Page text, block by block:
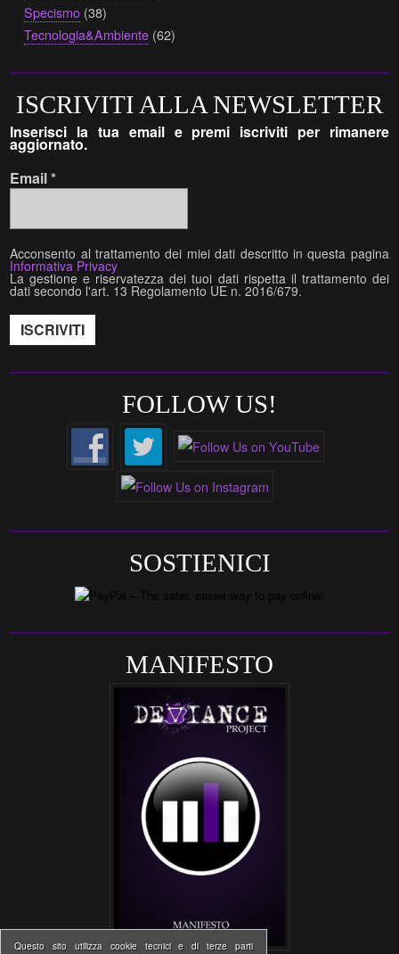
Specismo (38)
Tecnologia&Ambiente (62)
ISCRIVITI ALLA NEWSLETTER
Inserisci la tua email e premi iscriviti per rimanere
aggiornato.
Email*
Acconsento al trattamento dei miei dati descritto in questa pagina
Informativa Privacy
La gestione e riservatezza dei tuoi dati rispetta il trattamento dei
dati secondo l'art. 13 Regolamento UE n. 2016/679.
FOLLOW US!
SOSTIENICI
MANIFESTO
Questo sito utilizza cookie tecnici e di terze parti